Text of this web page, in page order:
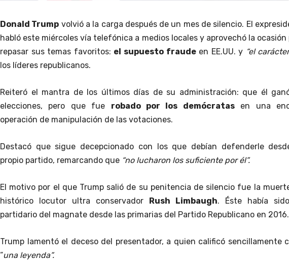
Donald Trump volvió a la carga después de un mes de silencio. El
habló este miércoles vía telefónica a medios locales y aprovechó la ocasión
repasar sus temas favoritos: el supuesto fraudeen EE.UU. y “el
los líderes republicanos.
Reiteró el mantra de los últimos días de su administración: que él
elecciones, pero que fue robado por los demócratasen una
operación de manipulación de las votaciones.
Destacó que sigue decepcionado con los que debían defenderle
propio partido, remarcando que “no lucharon los suficiente por él”.
El motivo por el que Trump salió de su penitencia de silencio fue la
histórico locutor ultra conservador
Rush Limbaugh. Éste había
partidario del magnate desde las primarias del Partido Republicano en 2016.
Trump lamentó el deceso del presentador, a quien calificó sencillamente
“una leyenda”.